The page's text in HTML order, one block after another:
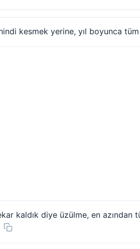
hindi kesmek yerine, yıl boyunca
kaldık diye üzülme, en azından